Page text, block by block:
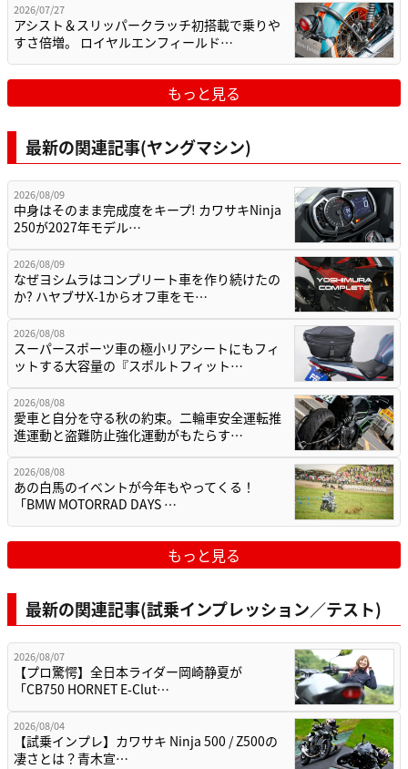
2026/07/27
アシスト＆スリッパークラッチ初搭載で乗りや
すさ倍増。 ロイヤルエンフィールド…
もっと見る
最新の関連記事(ヤングマシン)
2026/08/09
中身はそのまま完成度をキープ! カワサキNinja
250が2027年モデル…
2026/08/09
なぜヨシムラはコンプリート車を作り続けたの
か? ハヤブサX-1からオフ車をモ…
2026/08/08
スーパースポーツ車の極小リアシートにもフィ
ットする大容量の『スポルトフィット…
2026/08/08
愛車と自分を守る秋の約束。二輪車安全運転推
進運動と盗難防止強化運動がもたらす…
2026/08/08
あの白馬のイベントが今年もやってくる！
「BMW MOTORRAD DAYS …
もっと見る
最新の関連記事(試乗インプレッション／テスト)
2026/08/07
【プロ驚愕】全日本ライダー岡崎静夏が
「CB750 HORNET E-Clut…
2026/08/04
【試乗インプレ】カワサキ Ninja 500 / Z500の
凄さとは？青木宣…